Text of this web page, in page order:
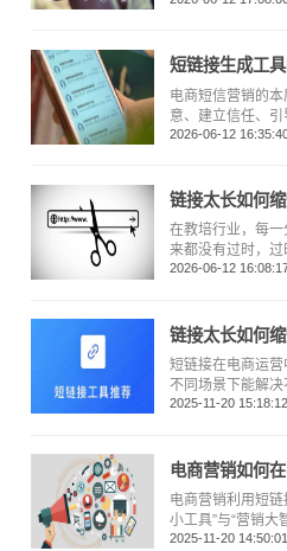
教培行业的社群运
电商短信营销的
意、建立信任、引
是这个链条上最
倍；用不好，或者
2026-06-12
在教培行业，每
来都没有过时，
这个小小的工具，
2026-06-12
短链接在电商运营
不同场景下能解
产品的具体应用场
2025-11-20 15:18:12
电商营销利用短
小工具”与“营销大
是缩短网址，而
2025-11-20 14:50:01